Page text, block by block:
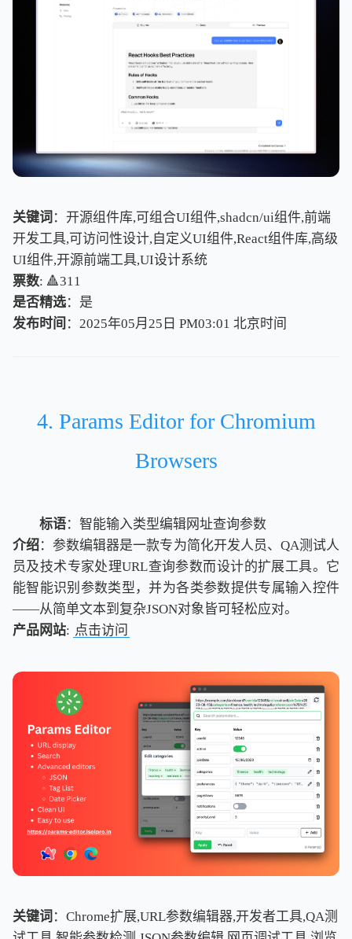
关键词 ：开源组件库,可组合UI组件,shadcn/ui组件,前端
开发工具,可访问性设计,自定义UI组件,React组件库,高级
UI组件,开源前端工具,UI设计系统
票数: 🔺311
是否精选：是
发布时间 ：2025年05月25日 PM03:01 北京时间
北京时间
4. Params Editor for Chromium
Browsers
标语：智能输入类型编辑网址查询参数
介绍：参数编辑器是一款专为简化开发人员、QA测试人
员及技术专家处理URL查询参数而设计的扩展工具。它
能智能识别参数类型，并为各类参数提供专属输入控件
——从简单文本到复杂JSON对象皆可轻松应对。
产品网站: 点击访问
关键词 ：Chrome扩展,URL参数编辑器,开发者工具,QA测